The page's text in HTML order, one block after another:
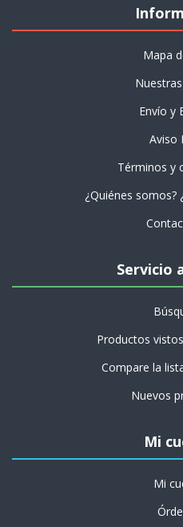
Mapa
Envío y
Aviso
Términos y
¿Quiénes somos?
Servicio
Productos
Compare la
Nuevos
Mi
Mi